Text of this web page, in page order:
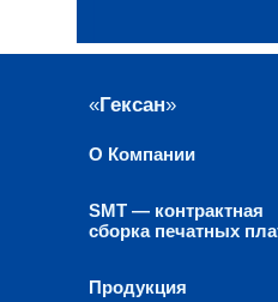
«Гексан»
Продукция
SMT — контрактная
сборка печатных
О Компании